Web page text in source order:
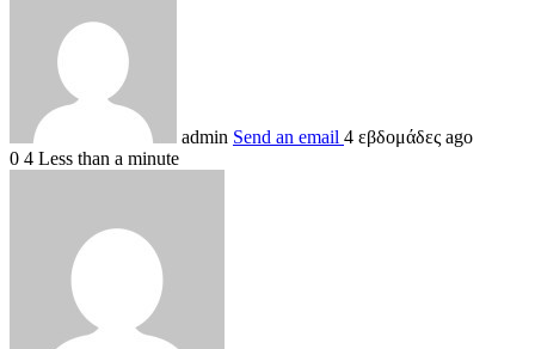
admin Send an email 4 εβδομάδες ago
0 4 Less than a minute